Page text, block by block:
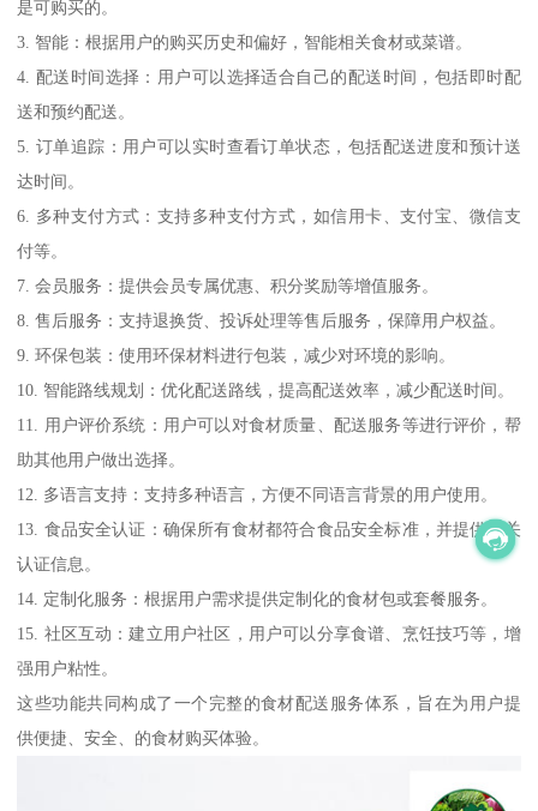
是可购买的。
3. 智能：根据用户的购买历史和偏好，智能相关食材或菜谱。
4. 配送时间选择：用户可以选择适合自己的配送时间，包括即时配
送和预约配送。
5. 订单追踪：用户可以实时查看订单状态，包括配送进度和预计送
达时间。
6. 多种支付方式：支持多种支付方式，如信用卡、支付宝、微信支
付等。
7. 会员服务：提供会员专属优惠、积分奖励等增值服务。
8. 售后服务：支持退换货、投诉处理等售后服务，保障用户权益。
9. 环保包装：使用环保材料进行包装，减少对环境的影响。
10. 智能路线规划：优化配送路线，提高配送效率，减少配送时间。
11. 用户评价系统：用户可以对食材质量、配送服务等进行评价，帮
助其他用户做出选择。
12. 多语言支持：支持多种语言，方便不同语言背景的用户使用。
13. 食品安全认证：确保所有食材都符合食品安全标准，并提供相关
认证信息。
14. 定制化服务：根据用户需求提供定制化的食材包或套餐服务。
15. 社区互动：建立用户社区，用户可以分享食谱、烹饪技巧等，增
强用户粘性。
这些功能共同构成了一个完整的食材配送服务体系，旨在为用户提
供便捷、安全、的食材购买体验。